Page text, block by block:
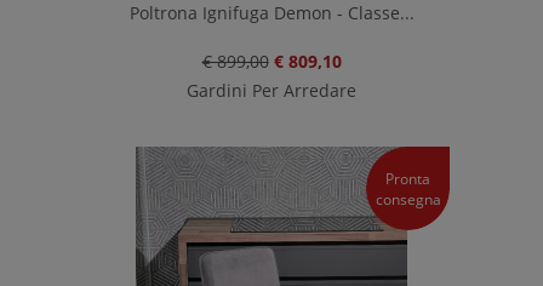
Poltrona Ignifuga Demon - Classe...
€ 899,00 € 809,10
Gardini Per Arredare
Pronta
consegna